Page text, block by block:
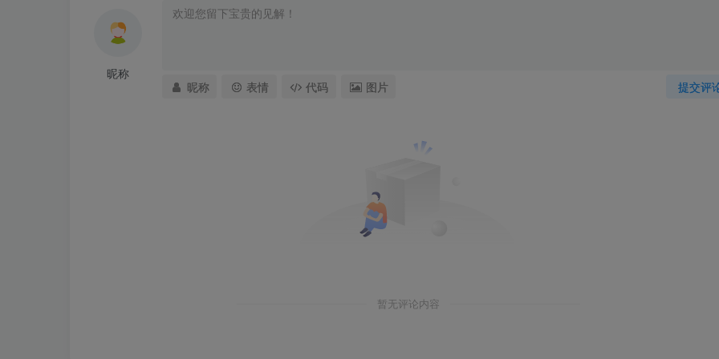
昵称
提交评
昵称 表情 代码 图片
暂无评论内容